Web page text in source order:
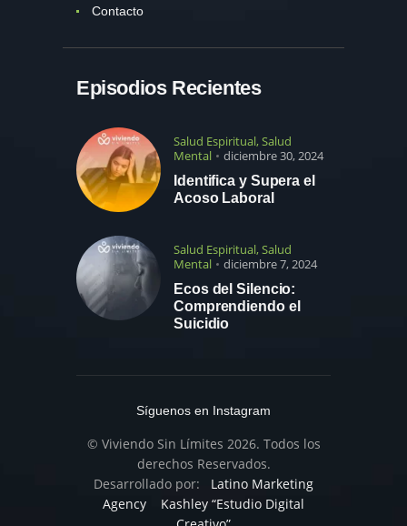
Contacto
Episodios Recientes
Salud Espiritual,Salud
Mental
diciembre 30, 2024
Identifica y Supera el
Acoso Laboral
Salud Espiritual,Salud
Mental
diciembre 7, 2024
Ecos del Silencio:
Comprendiendo el
Suicidio
Síguenos en Instagram
© Viviendo Sin Límites 2026. Todos los
derechos Reservados.
Desarrollado por: Latino Marketing
Agency
Kashley “Estudio Digital